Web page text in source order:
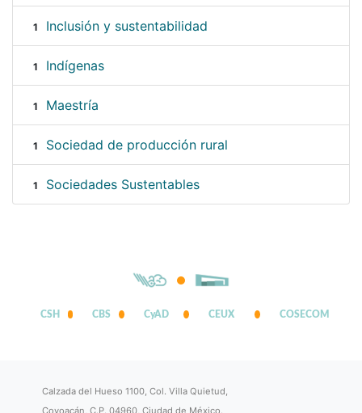
1 Inclusión y sustentabilidad
1 Indígenas
1 Maestría
1 Sociedad de producción rural
1 Sociedades Sustentables
CSH CBS CyAD CEUX COSECOM
Calzada del Hueso 1100, Col. Villa Quietud,